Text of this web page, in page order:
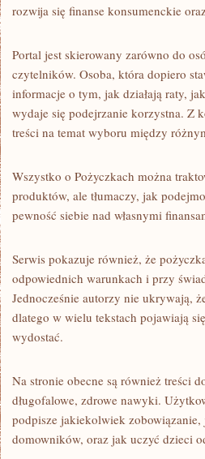
rozwija się finanse konsumenckie
Portal jest skierowany zarówno do
czytelników. Osoba, która dopiero
informacje o tym, jak działają raty,
wydaje się podejrzanie korzystna. Z
treści na temat wyboru między
Wszystko o Pożyczkach można
produktów, ale tłumaczy, jak
pewność siebie nad własnymi
Serwis pokazuje również, że
odpowiednich warunkach i przy
Jednocześnie autorzy nie ukrywają,
dlatego w wielu tekstach pojawiają
wydostać.
Na stronie obecne są również treści
długofalowe, zdrowe nawyki.
podpisze jakiekolwiek
domowników, oraz jak uczyć dzieci